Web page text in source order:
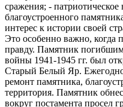
сражения; -
благоустроенного
интерес к истории своей
Это особенно важно, когда
правду. Памятник
войны 1941-1945 гг. был
Старый Белый Яр.
ремонт памятника,
территория. Памятник
вокруг постамента просел